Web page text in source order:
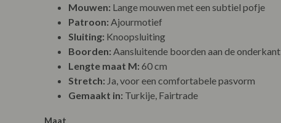
Mouwen: Lange mouwen met een subtiel pofje
Patroon: Ajourmotief
Sluiting: Knoopsluiting
Boorden: Aansluitende boorden aan de onderkant
Lengte maat M: 60 cm
Stretch: Ja, voor een comfortabele pasvorm
Gemaakt in: Turkije, Fairtrade
Maat